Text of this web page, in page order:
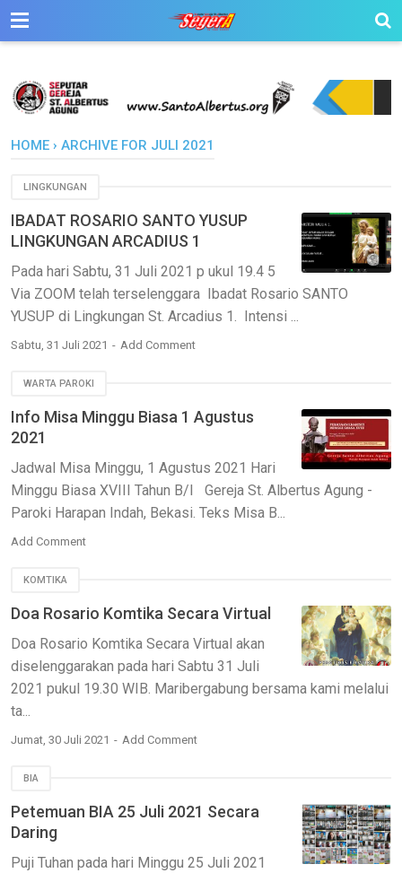
HOME › ARCHIVE FOR JULI 2021
LINGKUNGAN
IBADAT ROSARIO SANTO YUSUP
LINGKUNGAN ARCADIUS 1
Pada hari Sabtu, 31 Juli 2021 p ukul 19.4 5
Via ZOOM telah terselenggara Ibadat Rosario SANTO
YUSUP di Lingkungan St. Arcadius 1. Intensi ...
Sabtu, 31 Juli 2021 Add Comment
WARTA PAROKI
Info Misa Minggu Biasa 1 Agustus
2021
Jadwal Misa Minggu, 1 Agustus 2021 Hari
Minggu Biasa XVIII Tahun B/I Gereja St. Albertus Agung -
Paroki Harapan Indah, Bekasi. Teks Misa B...
Add Comment
KOMTIKA
Doa Rosario Komtika Secara Virtual
Doa Rosario Komtika Secara Virtual akan
diselenggarakan pada hari Sabtu 31 Juli
2021 pukul 19.30 WIB. Maribergabung bersama kami melalui
ta...
Jumat, 30 Juli 2021 Add Comment
BIA
Petemuan BIA 25 Juli 2021 Secara
Daring
Puji Tuhan pada hari Minggu 25 Juli 2021